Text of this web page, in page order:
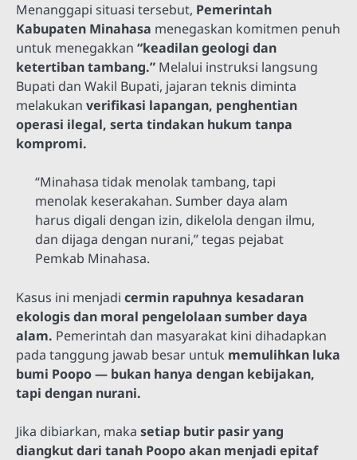
Menanggapi situasi tersebut, Pemerintah
Kabupaten Minahasa menegaskan komitmen penuh
untuk menegakkan “keadilan geologi dan
ketertiban tambang.” Melalui instruksi langsung
Bupati dan Wakil Bupati, jajaran teknis diminta
melakukan verifikasi lapangan, penghentian
operasi ilegal, serta tindakan hukum tanpa
kompromi.
“Minahasa tidak menolak tambang, tapi
menolak keserakahan. Sumber daya alam
harus digali dengan izin, dikelola dengan ilmu,
dan dijaga dengan nurani,” tegas pejabat
Pemkab Minahasa.
Kasus ini menjadi cermin rapuhnya kesadaran
ekologis dan moral pengelolaan sumber daya
alam. Pemerintah dan masyarakat kini dihadapkan
pada tanggung jawab besar untuk memulihkan luka
bumi Poopo — bukan hanya dengan kebijakan,
tapi dengan nurani.
Jika dibiarkan, maka setiap butir pasir yang
diangkut dari tanah Poopo akan menjadi epitaf